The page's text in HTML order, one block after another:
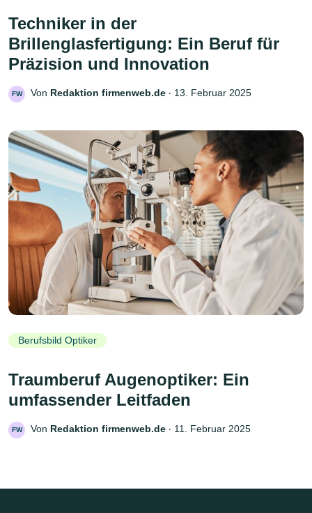
Techniker in der
Brillenglasfertigung: Ein Beruf für
Präzision und Innovation
FW Von Redaktion firmenweb.de ‧ 13. Februar 2025
Berufsbild Optiker
Traumberuf Augenoptiker: Ein
umfassender Leitfaden
FW Von Redaktion firmenweb.de ‧ 11. Februar 2025